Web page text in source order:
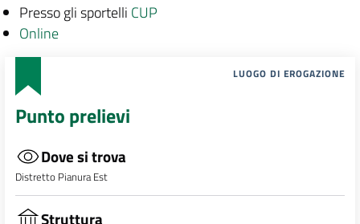
Presso gli sportelli CUP
Online
LUOGO DI EROGAZIONE
Punto prelievi
Dove si trova
Distretto Pianura Est
Struttura